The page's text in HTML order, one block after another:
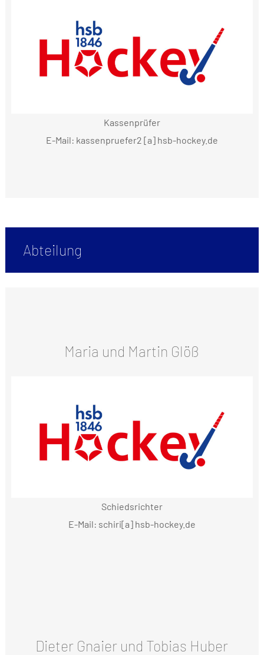
Kassenprüfer
E-Mail: kassenpruefer2 [a] hsb-hockey.de
Abteilung
Maria und Martin Glöß
Schiedsrichter
E-Mail: schiri[a] hsb-hockey.de
Dieter Gnaier und Tobias Huber